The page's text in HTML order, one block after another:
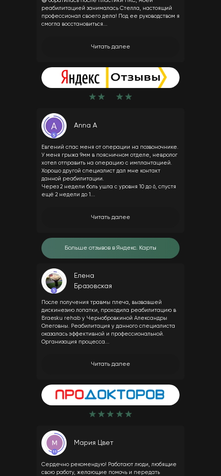
Сердечно рекомендую! Работают люди, любящие
свою работу, желающие помочь и передать
Мария Цвет
Больше отзывов в Яндекс. Карты
Читать далее
После получения травмы плеча, вызвавшей
дискинезию лопатки, проходила реабилитацию в
Braesku rehab у Чернобровкиной Александры
Олеговны. Реабилитация у данного специалиста
оказалась эффективной и профессиональной.
Организация процесса...
Елена
Бразовская
Читать далее
Евгений спас меня от операции на позвоночнике.
У меня грыжа 9мм в поясничном отделе, невролог
хотел отправить на операцию с имплантацией.
Хорошо другой специалист дал мне контакт
данной реабилитации.
Через 2 недели боль ушла с уровня 10 до 6, спустя
ещё 2 недели до 1...
Anna A
Читать далее
реабилитацией занималась Стелла, настоящий
профессионал своего дела! Под ее руководством я
смогла восстановиться...